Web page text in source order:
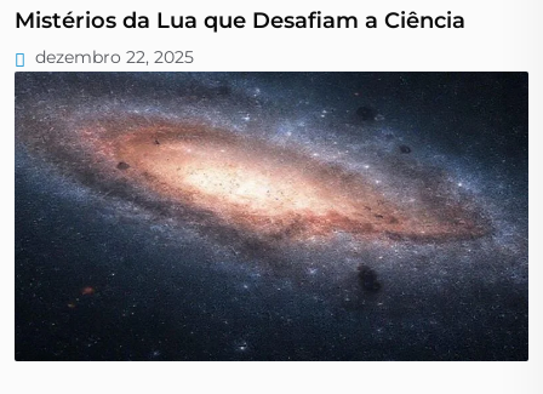
Mistérios da Lua que Desafiam a Ciência
dezembro 22, 2025